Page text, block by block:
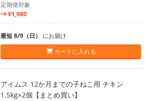
定期便対象
¥1,980
最短 8/9（日） にお届け
カートに入れる
アイムス 12か月までの子ねこ用 チキン
1.5kg×2個【まとめ買い】